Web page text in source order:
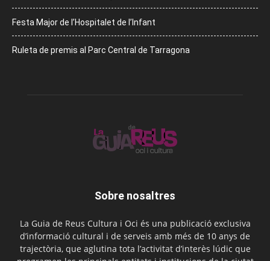
Festa Major de l’Hospitalet de l’Infant
Ruleta de premis al Parc Central de Tarragona
Sobre nosaltres
La Guia de Reus Cultura i Oci és una publicació exclusiva
d’informació cultural i de serveis amb més de 10 anys de
trajectòria, que aglutina tota l’activitat d’interès lúdic que